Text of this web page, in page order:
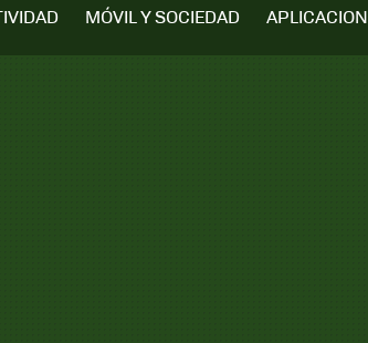
MÓVIL Y SOCIEDAD